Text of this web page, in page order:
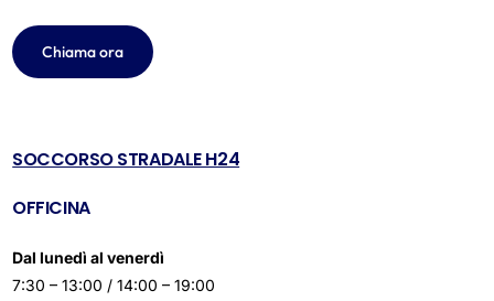
Chiama ora
SOCCORSO STRADALE H24
OFFICINA
Dal lunedì al venerdì
7:30 – 13:00 / 14:00 – 19:00